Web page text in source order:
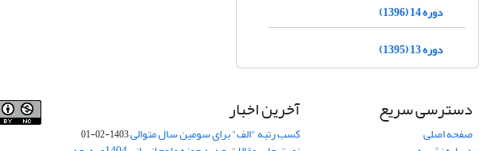
دوره 14 (1396)
دوره 13 (1395)
دسترسی سریع
صفحه اصلی
آخرین اخبار
کسب رتبه "الف" برای سومین سال متوالی1403-02-01